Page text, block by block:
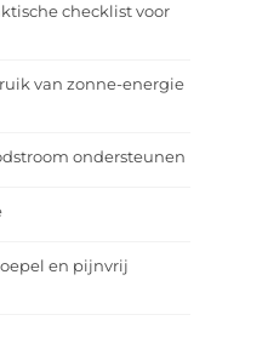
checklist voor
van zonne-energie
ondersteunen
en pijnvrij